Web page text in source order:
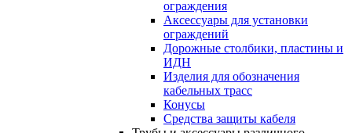
ограждения
Аксессуары для установки
ограждений
Дорожные столбики, пластины и
ИДН
Изделия для обозначения
кабельных трасс
Конусы
Средства защиты кабеля